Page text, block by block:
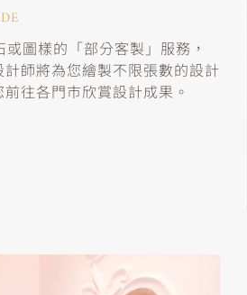
圖樣的「部分客製」服務，
師將為您繪製不限張數的設計
往各門市欣賞設計成果。